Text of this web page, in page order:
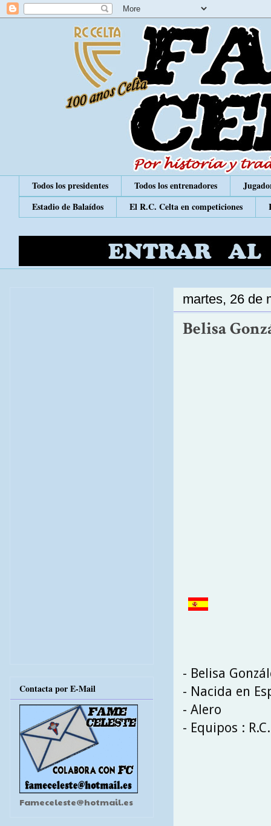
Todos los presidentes Todos los entrenadores
Estadio de Balaídos
El R.C. Celta en competiciones
martes, 26 de
Belisa
- Belisa
- Nacida en
- Alero
- Equipos :
Contacta por E-Mail
Fameceleste@hotmail.es